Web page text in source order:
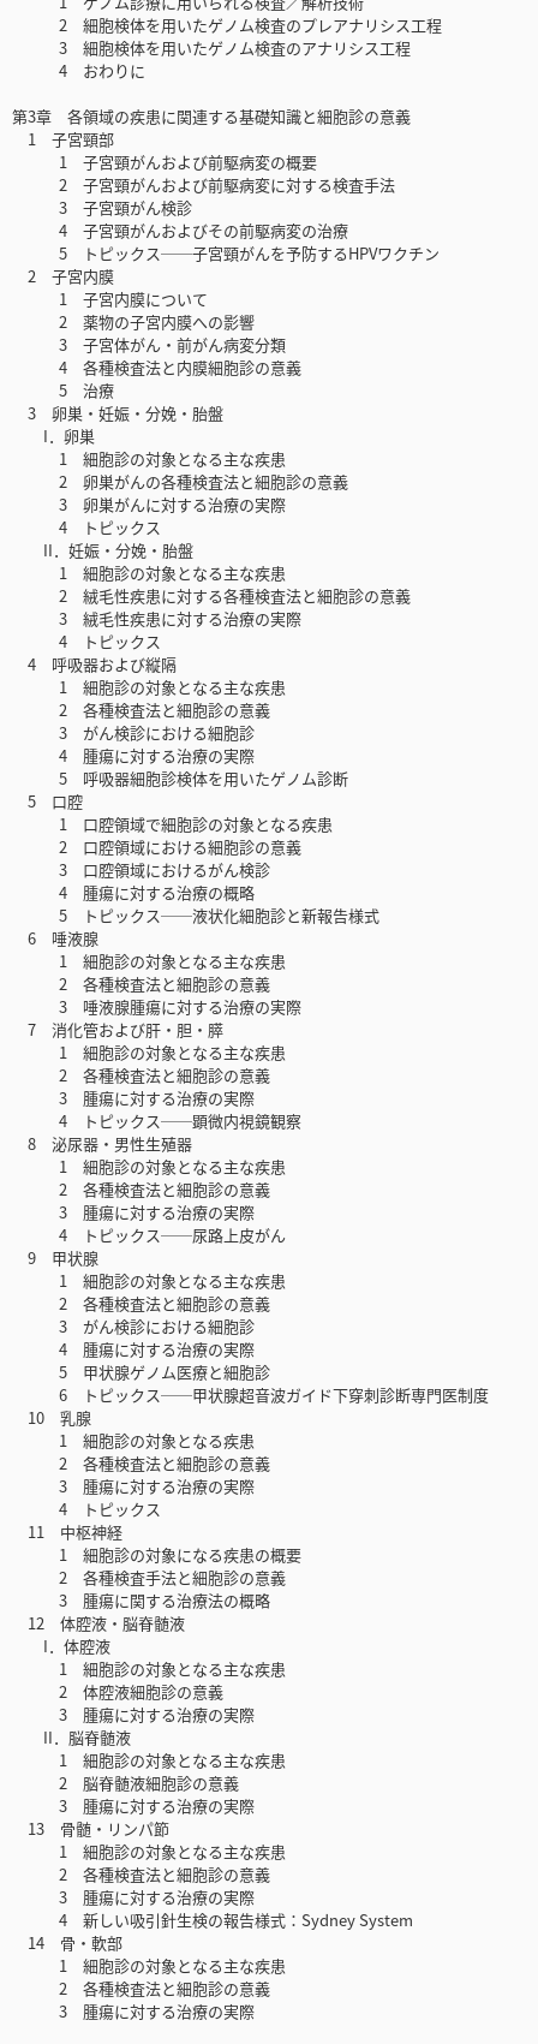
2 細胞検体を用いたゲノム検査のプレアナリシス工程
3 細胞検体を用いたゲノム検査のアナリシス工程
4 おわりに
第3章 各領域の疾患に関連する基礎知識と細胞診の意義
1 子宮頸部
1 子宮頸がんおよび前駆病変の概要
2 子宮頸がんおよび前駆病変に対する検査手法
3 子宮頸がん検診
4 子宮頸がんおよびその前駆病変の治療
5 トピックス──子宮頸がんを予防するHPVワクチン
2 子宮内膜
1 子宮内膜について
2 薬物の子宮内膜への影響
3 子宮体がん・前がん病変分類
4 各種検査法と内膜細胞診の意義
5 治療
3 卵巣・妊娠・分娩・胎盤
I．卵巣
1 細胞診の対象となる主な疾患
2 卵巣がんの各種検査法と細胞診の意義
3 卵巣がんに対する治療の実際
4 トピックス
II．妊娠・分娩・胎盤
1 細胞診の対象となる主な疾患
2 絨毛性疾患に対する各種検査法と細胞診の意義
3 絨毛性疾患に対する治療の実際
4 トピックス
4 呼吸器および縦隔
1 細胞診の対象となる主な疾患
2 各種検査法と細胞診の意義
3 がん検診における細胞診
4 腫瘍に対する治療の実際
5 呼吸器細胞診検体を用いたゲノム診断
5 口腔
1 口腔領域で細胞診の対象となる疾患
2 口腔領域における細胞診の意義
3 口腔領域におけるがん検診
4 腫瘍に対する治療の概略
5 トピックス──液状化細胞診と新報告様式
6 唾液腺
1 細胞診の対象となる主な疾患
2 各種検査法と細胞診の意義
3 唾液腺腫瘍に対する治療の実際
7 消化管および肝・胆・膵
1 細胞診の対象となる主な疾患
2 各種検査法と細胞診の意義
3 腫瘍に対する治療の実際
4 トピックス──顕微内視鏡観察
8 泌尿器・男性生殖器
1 細胞診の対象となる主な疾患
2 各種検査法と細胞診の意義
3 腫瘍に対する治療の実際
4 トピックス──尿路上皮がん
9 甲状腺
1 細胞診の対象となる主な疾患
2 各種検査法と細胞診の意義
3 がん検診における細胞診
4 腫瘍に対する治療の実際
5 甲状腺ゲノム医療と細胞診
6 トピックス──甲状腺超音波ガイド下穿刺診断専門医制度
10 乳腺
1 細胞診の対象となる疾患
2 各種検査法と細胞診の意義
3 腫瘍に対する治療の実際
4 トピックス
11 中枢神経
1 細胞診の対象になる疾患の概要
2 各種検査手法と細胞診の意義
3 腫瘍に関する治療法の概略
12 体腔液・脳脊髄液
I．体腔液
1 細胞診の対象となる主な疾患
2 体腔液細胞診の意義
3 腫瘍に対する治療の実際
II．脳脊髄液
1 細胞診の対象となる主な疾患
2 脳脊髄液細胞診の意義
3 腫瘍に対する治療の実際
13 骨髄・リンパ節
1 細胞診の対象となる主な疾患
2 各種検査法と細胞診の意義
3 腫瘍に対する治療の実際
4 新しい吸引針生検の報告様式：Sydney System
14 骨・軟部
1 細胞診の対象となる主な疾患
2 各種検査法と細胞診の意義
3 腫瘍に対する治療の実際